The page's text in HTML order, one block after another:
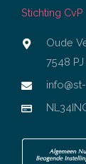
Stichting CvP
Oude
7548